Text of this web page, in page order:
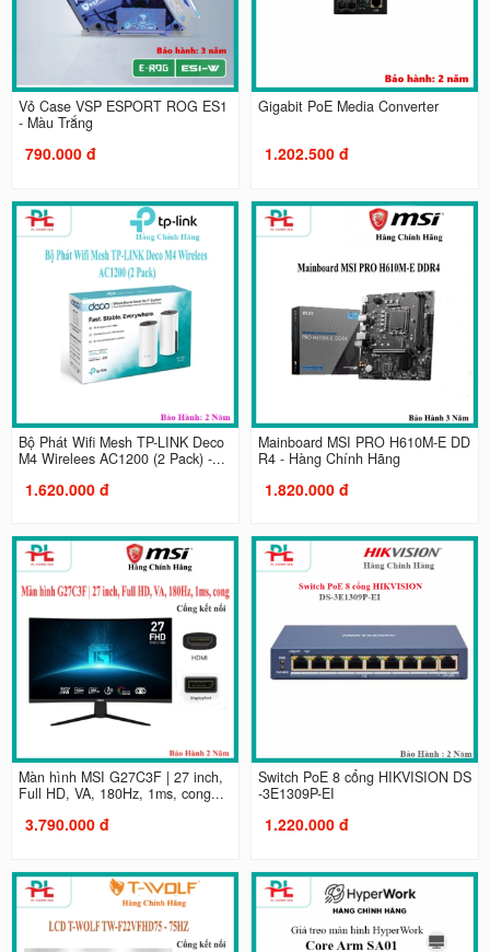
Vỏ Case VSP ESPORT ROG ES1
- Màu Trắng
790.000 đ
Gigabit PoE Media Converter
1.202.500 đ
Bộ Phát Wifi Mesh TP-LINK Deco
M4 Wirelees AC1200 (2 Pack) -...
1.620.000 đ
Mainboard MSI PRO H610M-E DD
R4 - Hàng Chính Hãng
1.820.000 đ
Màn hình MSI G27C3F | 27 inch,
Full HD, VA, 180Hz, 1ms, cong...
3.790.000 đ
Switch PoE 8 cổng HIKVISION DS
-3E1309P-EI
1.220.000 đ